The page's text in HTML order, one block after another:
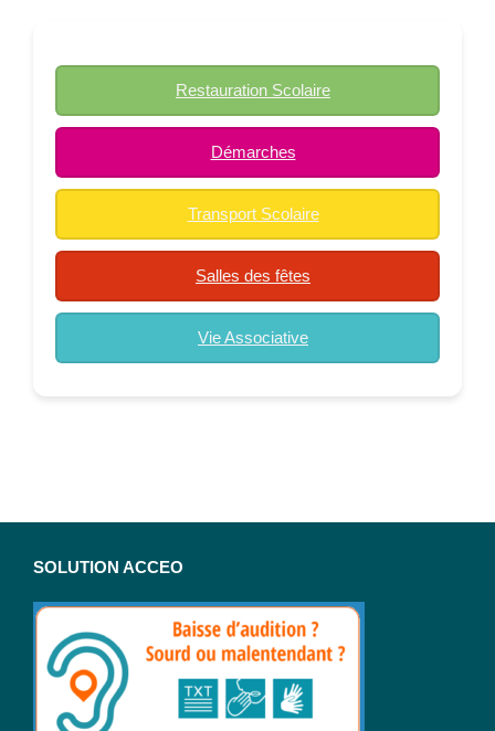
Restauration Scolaire
Démarches
Transport Scolaire
Salles des fêtes
Vie Associative
SOLUTION ACCEO